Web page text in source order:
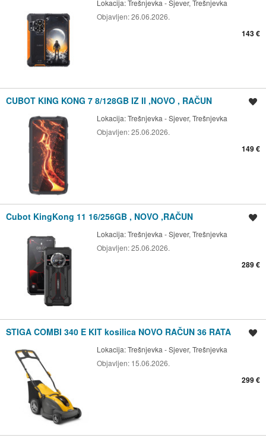
Lokacija:Trešnjevka - Sjever, Trešnjevka
Objavljen:26.06.2026.
143 €
CUBOT KING KONG 7 8/128GB IZ II ,NOVO , RAČUN
Lokacija:Trešnjevka - Sjever, Trešnjevka
Objavljen:25.06.2026.
149 €
Cubot KingKong 11 16/256GB , NOVO ,RAČUN
Lokacija:Trešnjevka - Sjever, Trešnjevka
Objavljen:25.06.2026.
289 €
STIGA COMBI 340 E KIT kosilica NOVO RAČUN 36 RATA
Lokacija:Trešnjevka - Sjever, Trešnjevka
Objavljen: 15.06.2026.
299 €